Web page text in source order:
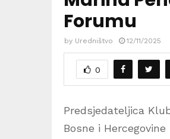
Forumu
by Uredništvo 12/11/2025
0
Predsjedateljica
Bosne i